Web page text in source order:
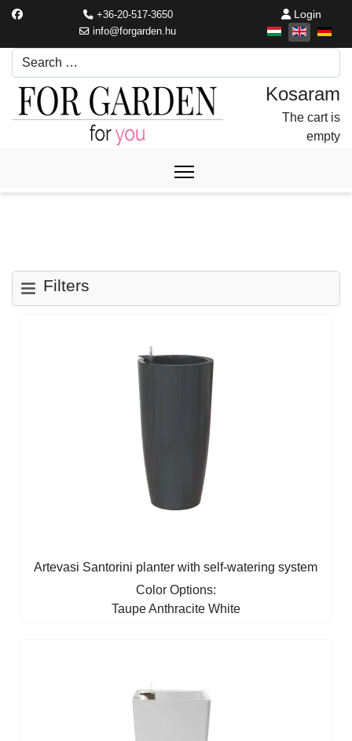
+36-20-517-3650
info@forgarden.hu
Login
Search
Írjon be egy keresési kifejezést.
The cart is
empty
Filters
Artevasi Santorini planter with self-watering system
Color Options:
TaupeAnthracite White